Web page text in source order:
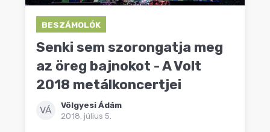
BESZÁMOLÓK
Senki sem szorongatja meg
az öreg bajnokot - A Volt
2018 metálkoncertjei
VÁ
Völgyesi Ádám
2018. július 5.